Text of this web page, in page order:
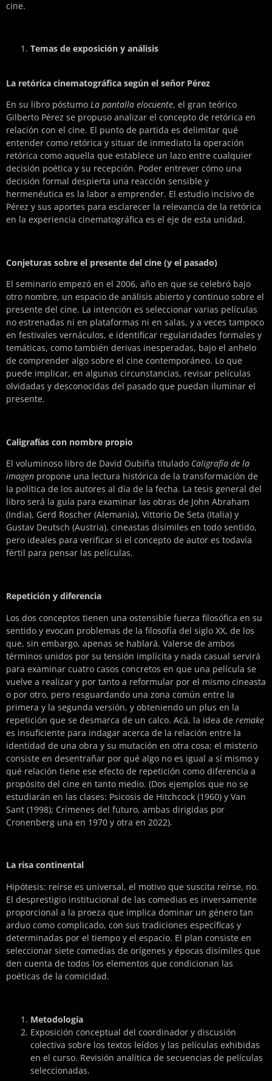
cine.
Temas de exposición y análisis
La retórica cinematográfica según el señor Pérez
En su libro póstumo La pantalla elocuente, el gran teórico
Gilberto Pérez se propuso analizar el concepto de retórica en
relación con el cine. El punto de partida es delimitar qué
entender como retórica y situar de inmediato la operación
retórica como aquella que establece un lazo entre cualquier
decisión poética y su recepción. Poder entrever cómo una
decisión formal despierta una reacción sensible y
hermenéutica es la labor a emprender. El estudio incisivo de
Pérez y sus aportes para esclarecer la relevancia de la retórica
en la experiencia cinematográfica es el eje de esta unidad.
Conjeturas sobre el presente del cine (y el pasado)
El seminario empezó en el 2006, año en que se celebró bajo
otro nombre, un espacio de análisis abierto y continuo sobre el
presente del cine. La intención es seleccionar varias películas
no estrenadas ni en plataformas ni en salas, y a veces tampoco
en festivales vernáculos, e identificar regularidades formales y
temáticas, como también derivas inesperadas, bajo el anhelo
de comprender algo sobre el cine contemporáneo. Lo que
puede implicar, en algunas circunstancias, revisar películas
olvidadas y desconocidas del pasado que puedan iluminar el
presente.
Caligrafías con nombre propio
El voluminoso libro de David Oubiña titulado Caligrafía de la
imagen propone una lectura histórica de la transformación de
la política de los autores al día de la fecha. La tesis general del
libro será la guía para examinar las obras de John Abraham
(India), Gerd Roscher (Alemania), Vittorio De Seta (Italia) y
Gustav Deutsch (Austria), cineastas disímiles en todo sentido,
pero ideales para verificar si el concepto de autor es todavía
fértil para pensar las películas.
Repetición y diferencia
Los dos conceptos tienen una ostensible fuerza filosófica en su
sentido y evocan problemas de la filosofía del siglo XX, de los
que, sin embargo, apenas se hablará. Valerse de ambos
términos unidos por su tensión implícita y nada casual servirá
para examinar cuatro casos concretos en que una película se
vuelve a realizar y por tanto a reformular por el mismo cineasta
o por otro, pero resguardando una zona común entre la
primera y la segunda versión, y obteniendo un plus en la
repetición que se desmarca de un calco. Acá, la idea de remake
es insuficiente para indagar acerca de la relación entre la
identidad de una obra y su mutación en otra cosa; el misterio
consiste en desentrañar por qué algo no es igual a sí mismo y
qué relación tiene ese efecto de repetición como diferencia a
propósito del cine en tanto medio. (Dos ejemplos que no se
estudiarán en las clases: Psicosis de Hitchcock (1960) y Van
Sant (1998); Crímenes del futuro, ambas dirigidas por
Cronenberg una en 1970 y otra en 2022).
La risa continental
Hipótesis: reírse es universal, el motivo que suscita reírse, no.
El desprestigio institucional de las comedias es inversamente
proporcional a la proeza que implica dominar un género tan
arduo como complicado, con sus tradiciones específicas y
determinadas por el tiempo y el espacio. El plan consiste en
seleccionar siete comedias de orígenes y épocas disímiles que
den cuenta de todos los elementos que condicionan las
poéticas de la comicidad.
Metodología
Exposición conceptual del coordinador y discusión
colectiva sobre los textos leídos y las películas exhibidas
en el curso. Revisión analítica de secuencias de películas
seleccionadas.